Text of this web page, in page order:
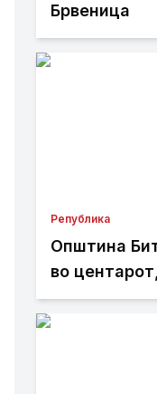
Брвеница
Република
Општина
во
завршна